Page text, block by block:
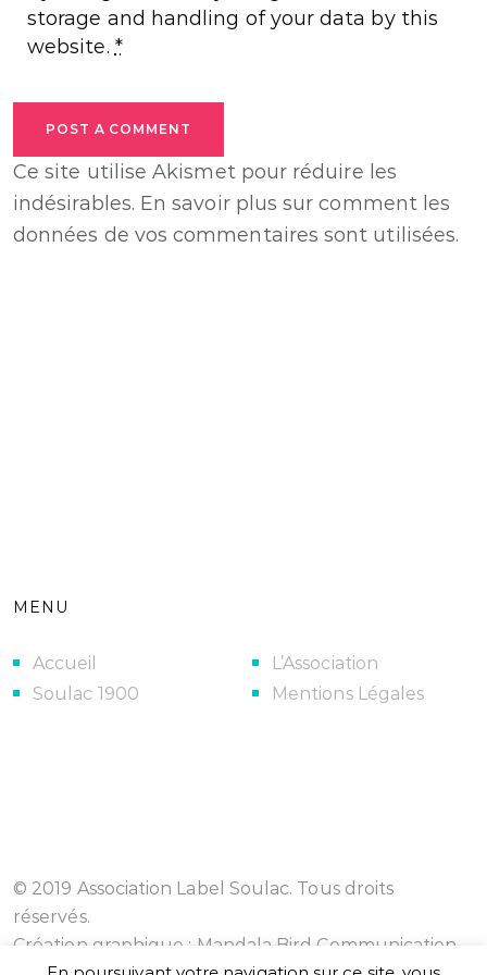
storage and handling of your data by this
website. *
POST A COMMENT
Ce site utilise Akismet pour réduire les
indésirables. En savoir plus sur comment les
données de vos commentaires sont utilisées.
MENU
Accueil
Soulac 1900
L’Association
Mentions Légales
© 2019 Association Label Soulac. Tous droits
réservés.
Création graphique : Mandala Bird Communication